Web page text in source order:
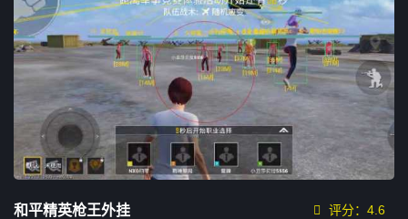
和平精英枪王外挂 评分：4.6